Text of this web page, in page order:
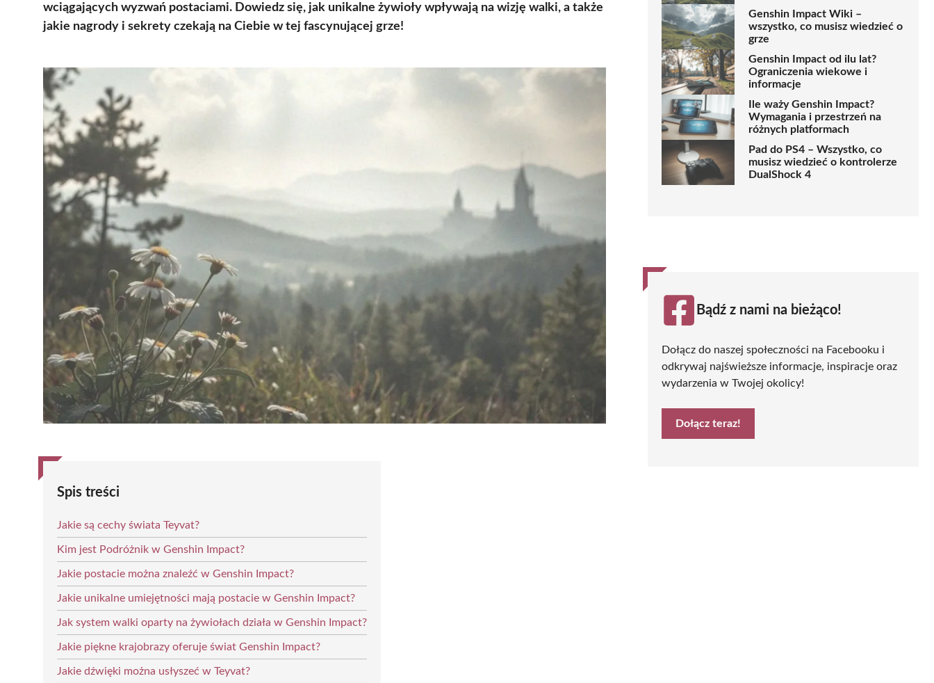
wciągających wyzwań postaciami. Dowiedz się, jak unikalne żywioły wpływają na wizję walki, a także
jakie nagrody i sekrety czekają na Ciebie w tej fascynującej grze!
Spis treści
Jakie są cechy świata Teyvat?
Kim jest Podróżnik w Genshin Impact?
Jakie postacie można znaleźć w Genshin Impact?
Jakie unikalne umiejętności mają postacie w Genshin Impact?
Jak system walki oparty na żywiołach działa w Genshin Impact?
Jakie piękne krajobrazy oferuje świat Genshin Impact?
Jakie dźwięki można usłyszeć w Teyvat?
Genshin Impact Wiki –
wszystko, co musisz wiedzieć o
grze
Genshin Impact od ilu lat?
Ograniczenia wiekowe i
informacje
Ile waży Genshin Impact?
Wymagania i przestrzeń na
różnych platformach
Pad do PS4 – Wszystko, co
musisz wiedzieć o kontrolerze
DualShock 4
Bądź z nami na bieżąco!
Dołącz do naszej społeczności na Facebooku i
odkrywaj najświeższe informacje, inspiracje oraz
wydarzenia w Twojej okolicy!
Dołącz teraz!